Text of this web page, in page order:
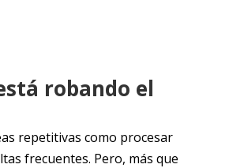
robando el
repetitivas como procesar
frecuentes. Pero, más que